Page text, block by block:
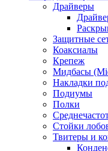
Драйверы
Защитные
Коаксиалы
Крепеж
Мидбасы
Накладки
Подиумы
Полки
Стойки
Твитеры и